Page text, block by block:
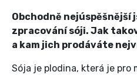
Obchodně nejúspěšnější
zpracování sóji. Jak
a kam jich prodáváte
Sója je plodina, která je pro